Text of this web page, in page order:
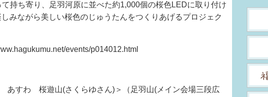
持ち寄り、足羽河原に並べた約1,000個の桜色LEDに取り付け
みながら美しい桜色のじゅうたんをつくりあげるプロジェク
events/p014012.html
あすわ 桜遊山(さくらゆさん)＞（足羽山(メイン会場三段広